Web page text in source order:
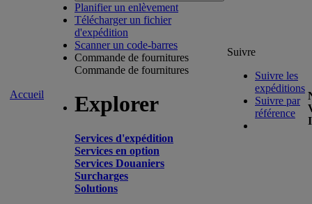
Accueil
Planifier un enlèvement
Télécharger un fichier
d'expédition
Scanner un code-barres
Commande de fournitures
Commande de fournitures
Explorer
Services d'expédition
Services en option
Services Douaniers
Surcharges
Solutions
Suivre
Suivre les
expéditions
Suivre par
référence